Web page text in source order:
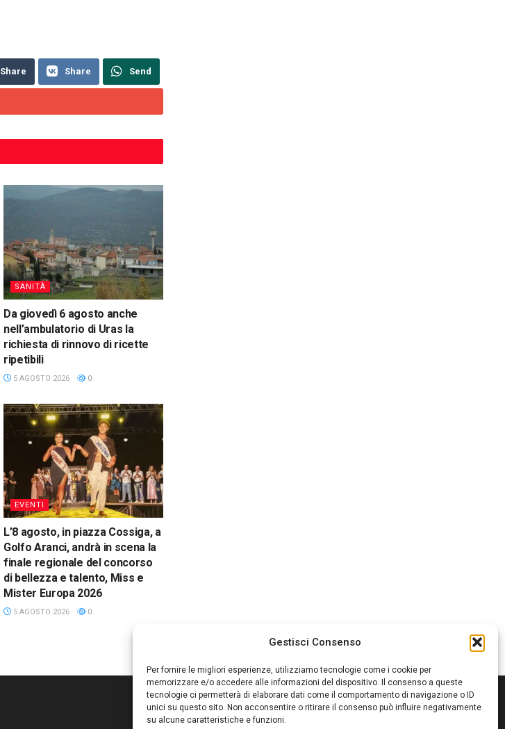
Gestisci Consenso
Per fornire le migliori esperienze, utilizziamo tecnologie come i cookie per
memorizzare e/o accedere alle informazioni del dispositivo. Il consenso a queste
tecnologie ci permetterà di elaborare dati come il comportamento di navigazione o ID
unici su questo sito. Non acconsentire o ritirare il consenso può influire negativamente
su alcune caratteristiche e funzioni.
Share Share Send
SANITÀ
Da giovedì 6 agosto anche
nell’ambulatorio di Uras la
richiesta di rinnovo di ricette
ripetibili
5 AGOSTO 2026 0
EVENTI
L’8 agosto, in piazza Cossiga, a
Golfo Aranci, andrà in scena la
finale regionale del concorso
di bellezza e talento, Miss e
Mister Europa 2026
5 AGOSTO 2026 0
Editore:Giampaolo Cirronis Ditta individuale